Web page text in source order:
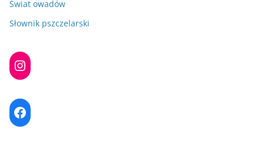
Świat owadów
Słownik pszczelarski
Instagram
Facebook